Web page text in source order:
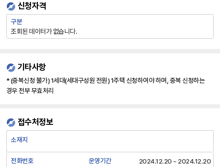
신청자격
신
청
자
구
분,
세
격
요
건
에
대
구분
조회된 데이터가 없습니다.
기타사항
* (중복신청 불가) 1세대(세대구성원 전원) 1주택 신청하여야 하며, 중복 신청하는
경우 전부 무효처리
접수처정보
처
소재지
전화번호 운영기간 2024.12.20 ~ 2024.12.20